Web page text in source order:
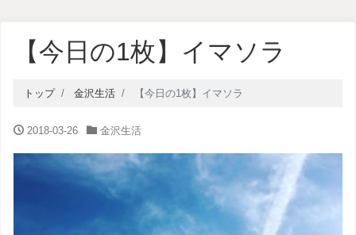
【今日の1枚】イマソラ
トップ 金沢生活 【今日の1枚】イマソラ
2018-03-26 金沢生活